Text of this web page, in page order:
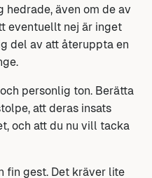
hedrade, även om de av
eventuellt nej är inget
del av att återuppta en
personlig ton. Berätta
att deras insats
och att du nu vill tacka
fin gest. Det kräver lite